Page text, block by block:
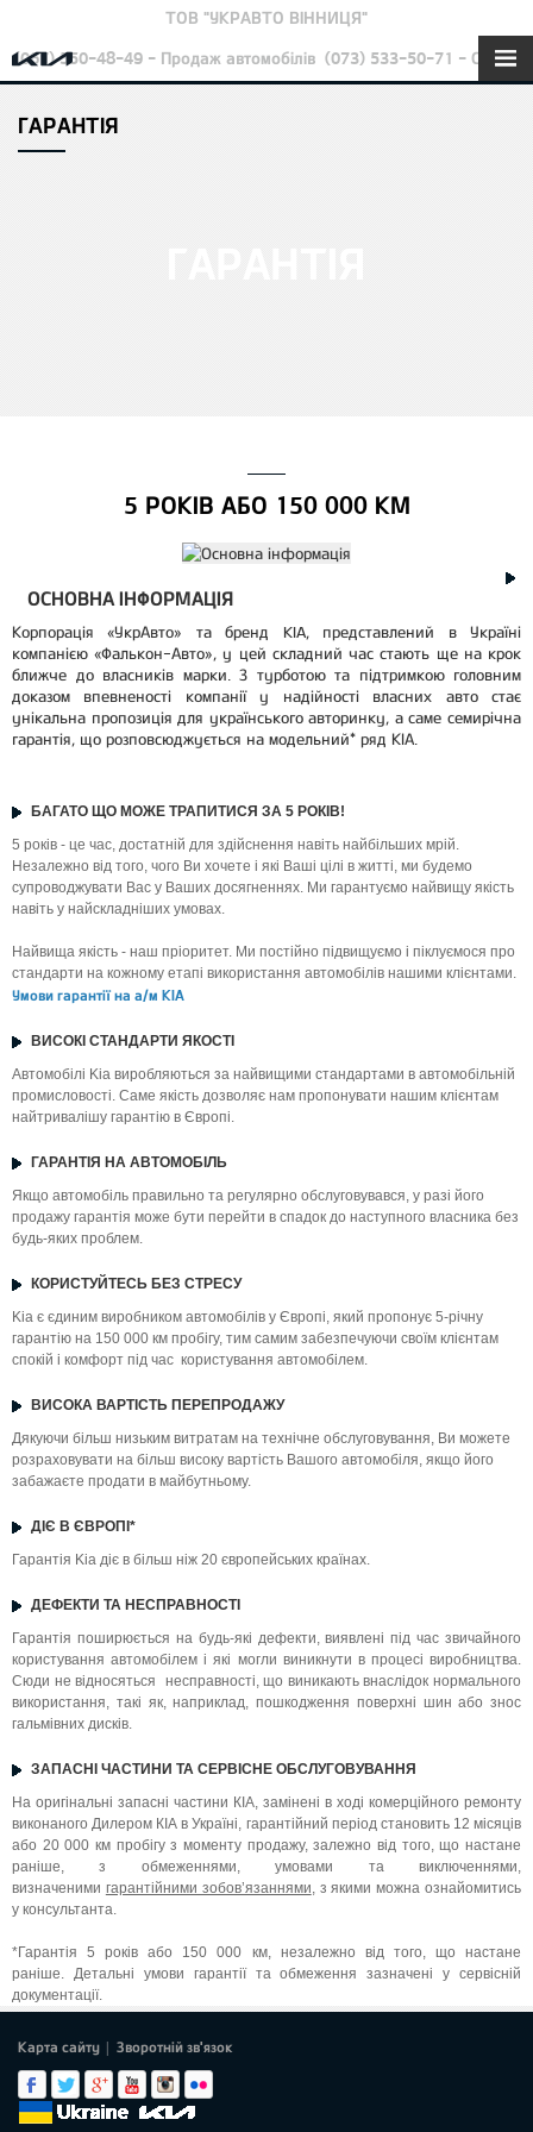
ТОВ "УКРАВТО ВІННИЦЯ"
(067) 550-48-49 - Продаж автомобілів (073) 533-50-71 - Сервіс
ГАРАНТІЯ
5 РОКІВ АБО 150 000 КМ
ОСНОВНА ІНФОРМАЦІЯ
Корпорація «УкрАвто» та бренд KIA, представлений в Україні
компанією «Фалькон-Авто», у цей складний час стають ще на крок
ближче до власників марки. З турботою та підтримкою головним
доказом впевненості компанії у надійності власних авто стає
унікальна пропозиція для українського авторинку, а саме семирічна
гарантія, що розповсюджується на модельний* ряд КІА.
БАГАТО ЩО МОЖЕ ТРАПИТИСЯ ЗА 5 РОКІВ!
5 років - це час, достатній для здійснення навіть найбільших мрій.
Незалежно від того, чого Ви хочете і які Ваші цілі в житті, ми будемо
супроводжувати Вас у Ваших досягненнях. Ми гарантуємо найвищу якість
навіть у найскладніших умовах.
Найвища якість - наш пріоритет. Ми постійно підвищуємо і піклуємося про
стандарти на кожному етапі використання автомобілів нашими клієнтами.
Умови гарантії на а/м KIA
ВИСОКІ СТАНДАРТИ ЯКОСТІ
Автомобілі Kia виробляються за найвищими стандартами в автомобільній
промисловості. Саме якість дозволяє нам пропонувати нашим клієнтам
найтривалішу гарантію в Європі.
ГАРАНТІЯ НА АВТОМОБІЛЬ
Якщо автомобіль правильно та регулярно обслуговувався, у разі його
продажу гарантія може бути перейти в спадок до наступного власника без
будь-яких проблем.
КОРИСТУЙТЕСЬ БЕЗ СТРЕСУ
Kia є єдиним виробником автомобілів у Європі, який пропонує 5-річну
гарантію на 150 000 км пробігу, тим самим забезпечуючи своїм клієнтам
спокій і комфорт під час користування автомобілем.
ВИСОКА ВАРТІСТЬ ПЕРЕПРОДАЖУ
Дякуючи більш низьким витратам на технічне обслуговування, Ви можете
розраховувати на більш високу вартість Вашого автомобіля, якщо його
забажаєте продати в майбутньому.
ДІЄ В ЄВРОПІ*
Гарантія Kia діє в більш ніж 20 європейських країнах.
ДЕФЕКТИ ТА НЕСПРАВНОСТІ
Гарантія поширюється на будь-які дефекти, виявлені під час звичайного
користування автомобілем і які могли виникнути в процесі виробництва.
Сюди не відносяться несправності, що виникають внаслідок нормального
використання, такі як, наприклад, пошкодження поверхні шин або знос
гальмівних дисків.
ЗАПАСНІ ЧАСТИНИ ТА СЕРВІСНЕ ОБСЛУГОВУВАННЯ
На оригінальні запасні частини КІА, замінені в ході комерційного ремонту
виконаного Дилером КІА в Україні, гарантійний період становить 12 місяців
або 20 000 км пробігу з моменту продажу, залежно від того, що настане
раніше, з обмеженнями, умовами та виключеннями,
визначеними гарантійними зобов’язаннями, з якими можна ознайомитись
у консультанта.
*Гарантія 5 років або 150 000 км, незалежно від того, що настане
раніше. Детальні умови гарантії та обмеження зазначені у сервісній
документації.
Карта сайту Зворотній зв'язок